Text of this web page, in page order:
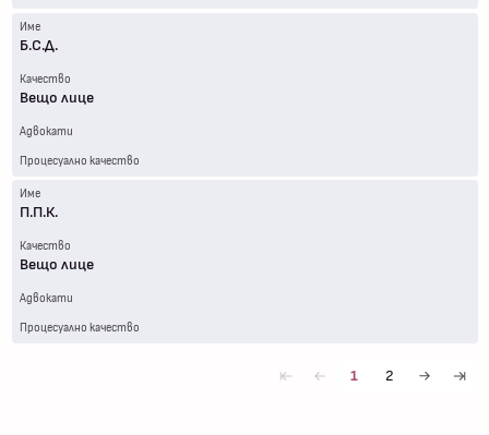
Име
Б.С.Д.
Качество
Вещо лице
Адвокати
Процесуално качество
Име
П.П.К.
Качество
Вещо лице
Адвокати
Процесуално качество
first first 1 2 next last